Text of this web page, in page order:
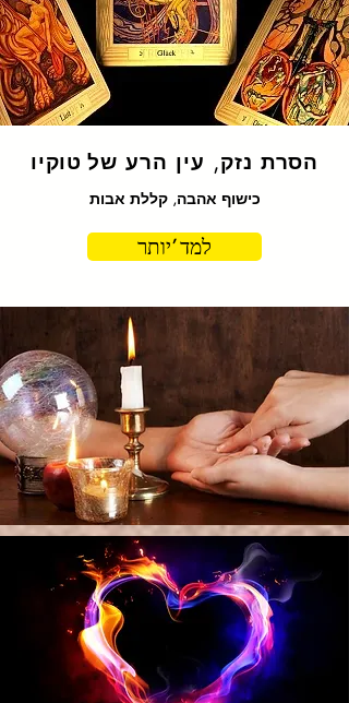
הסרת נזק, עין הרע של טוקיו
כישוף אהבה, קללת אבות
למד 'יותר